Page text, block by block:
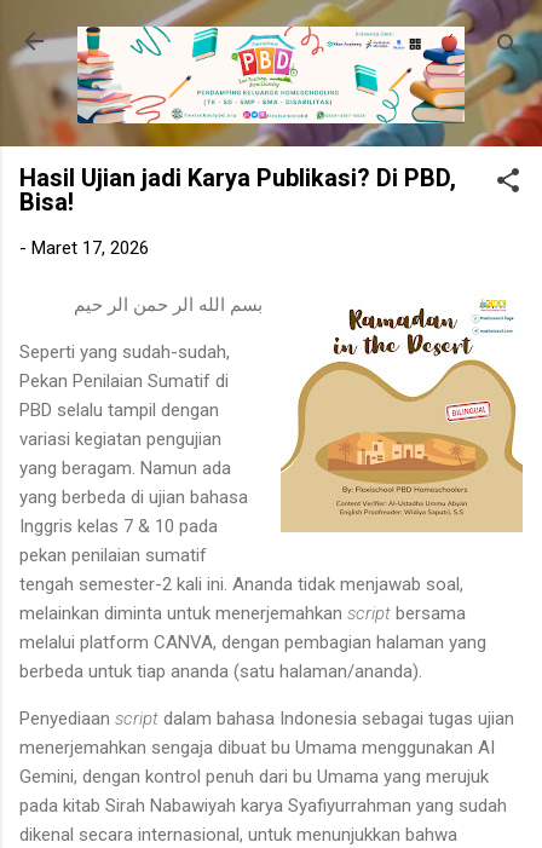
Langsung ke konten utama
Hasil Ujian jadi Karya Publikasi? Di PBD,
Bisa!
- Maret 17, 2026
بسم الله الر حمن الر حيم
Seperti yang sudah-sudah,
Pekan Penilaian Sumatif di
PBD selalu tampil dengan
variasi kegiatan pengujian
yang beragam. Namun ada
yang berbeda di ujian bahasa
Inggris kelas 7 & 10 pada
pekan penilaian sumatif
tengah semester-2 kali ini. Ananda tidak menjawab soal,
melainkan diminta untuk menerjemahkan script bersama
melalui platform CANVA, dengan pembagian halaman yang
berbeda untuk tiap ananda (satu halaman/ananda).
Penyediaan script dalam bahasa Indonesia sebagai tugas ujian
menerjemahkan sengaja dibuat bu Umama menggunakan AI
Gemini, dengan kontrol penuh dari bu Umama yang merujuk
pada kitab Sirah Nabawiyah karya Syafiyurrahman yang sudah
dikenal secara internasional, untuk menunjukkan bahwa